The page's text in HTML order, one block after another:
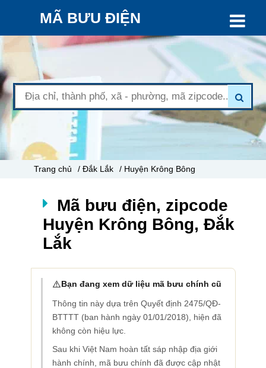
MÃ BƯU ĐIỆN
Trang chủ / Đắk Lắk / Huyện Krông Bông
Mã bưu điện, zipcode
Huyện Krông Bông, Đắk
Lắk
⚠️Bạn đang xem dữ liệu mã bưu chính cũ
Thông tin này dựa trên Quyết định 2475/QĐ-
BTTTT (ban hành ngày 01/01/2018), hiện đã
không còn hiệu lực.
Sau khi Việt Nam hoàn tất sáp nhập địa giới
hành chính, mã bưu chính đã được cập nhật